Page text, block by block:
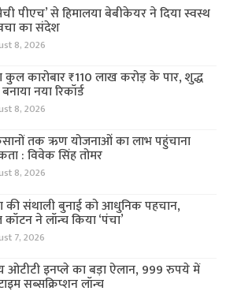
पीएच’ से हिमालया बेबीकेयर ने दिया स्वस्थ
का संदेश
8, 2026
कुल कारोबार ₹110 लाख करोड़ के पार, शुद्ध
नया रिकॉर्ड
8, 2026
तक ऋण योजनाओं का लाभ पहुंचाना
: विवेक सिंह तोमर
8, 2026
की संथाली बुनाई को आधुनिक पहचान,
कॉटन ने लॉन्च किया ‘पंचा’
7, 2026
ओटीटी इनप्ले का बड़ा ऐलान, 999 रुपये में
सब्सक्रिप्शन लॉन्च